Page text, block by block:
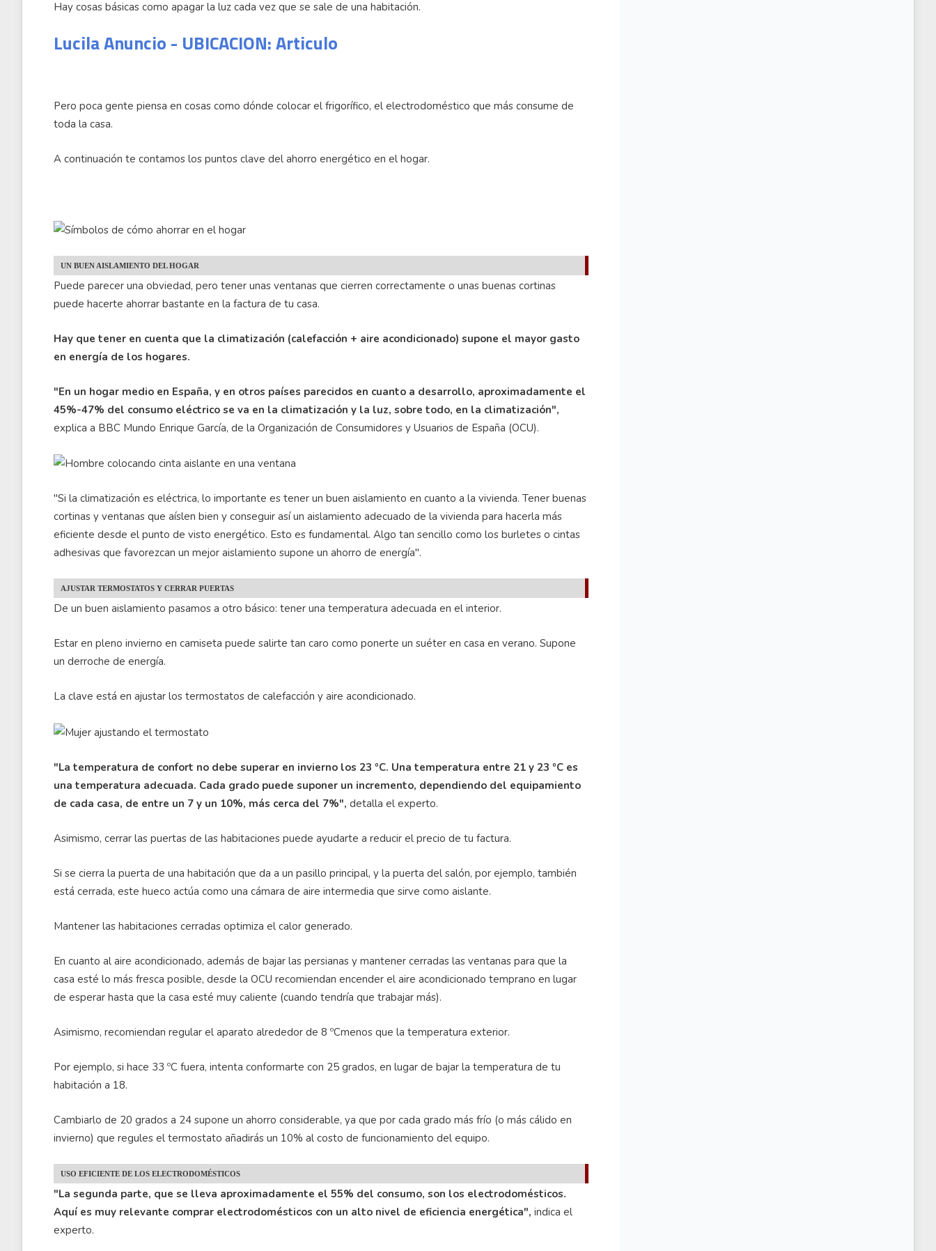
Hay cosas básicas como apagar la luz cada vez que se sale de una habitación.
Lucila Anuncio - UBICACION: Articulo
Pero poca gente piensa en cosas como dónde colocar el frigorífico, el electrodoméstico que más consume de
toda la casa.
A continuación te contamos los puntos clave del ahorro energético en el hogar.
UN BUEN AISLAMIENTO DEL HOGAR
Puede parecer una obviedad, pero tener unas ventanas que cierren correctamente o unas buenas cortinas
puede hacerte ahorrar bastante en la factura de tu casa.
Hay que tener en cuenta que la climatización (calefacción + aire acondicionado) supone el mayor gasto
en energía de los hogares.
"En un hogar medio en España, y en otros países parecidos en cuanto a desarrollo, aproximadamente el
45%-47% del consumo eléctrico se va en la climatización y la luz, sobre todo, en la climatización",
explica a BBC Mundo Enrique García, de la Organización de Consumidores y Usuarios de España (OCU).
"Si la climatización es eléctrica, lo importante es tener un buen aislamiento en cuanto a la vivienda. Tener buenas
cortinas y ventanas que aíslen bien y conseguir así un aislamiento adecuado de la vivienda para hacerla más
eficiente desde el punto de visto energético. Esto es fundamental. Algo tan sencillo como los burletes o cintas
adhesivas que favorezcan un mejor aislamiento supone un ahorro de energía".
AJUSTAR TERMOSTATOS Y CERRAR PUERTAS
De un buen aislamiento pasamos a otro básico: tener una temperatura adecuada en el interior.
Estar en pleno invierno en camiseta puede salirte tan caro como ponerte un suéter en casa en verano. Supone
un derroche de energía.
La clave está en ajustar los termostatos de calefacción y aire acondicionado.
"La temperatura de confort no debe superar en invierno los 23 ºC. Una temperatura entre 21 y 23 ºC es
una temperatura adecuada. Cada grado puede suponer un incremento, dependiendo del equipamiento
de cada casa, de entre un 7 y un 10%, más cerca del 7%", detalla el experto.
Asimismo, cerrar las puertas de las habitaciones puede ayudarte a reducir el precio de tu factura.
Si se cierra la puerta de una habitación que da a un pasillo principal, y la puerta del salón, por ejemplo, también
está cerrada, este hueco actúa como una cámara de aire intermedia que sirve como aislante.
Mantener las habitaciones cerradas optimiza el calor generado.
En cuanto al aire acondicionado, además de bajar las persianas y mantener cerradas las ventanas para que la
casa esté lo más fresca posible, desde la OCU recomiendan encender el aire acondicionado temprano en lugar
de esperar hasta que la casa esté muy caliente (cuando tendría que trabajar más).
Asimismo, recomiendan regular el aparato alrededor de 8 ºCmenos que la temperatura exterior.
Por ejemplo, si hace 33 ºC fuera, intenta conformarte con 25 grados, en lugar de bajar la temperatura de tu
habitación a 18.
Cambiarlo de 20 grados a 24 supone un ahorro considerable, ya que por cada grado más frío (o más cálido en
invierno) que regules el termostato añadirás un 10% al costo de funcionamiento del equipo.
USO EFICIENTE DE LOS ELECTRODOMÉSTICOS
"La segunda parte, que se lleva aproximadamente el 55% del consumo, son los electrodomésticos.
Aquí es muy relevante comprar electrodomésticos con un alto nivel de eficiencia energética", indica el
experto.